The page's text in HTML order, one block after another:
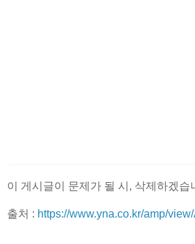
이 게시글이 문제가 될 시, 삭제하겠습
출처 : https://www.yna.co.kr/amp/